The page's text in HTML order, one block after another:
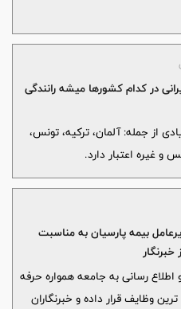
در کدام کشورها میشه رانندگی
از جمله: آلمان، ترکیه، تونس،
و غیره اعتبار دارد.
بیمه پارسیان به مناسبت
رسانی به جامعه همواره حرفه
وظایف قرار داده و خبرنگاران